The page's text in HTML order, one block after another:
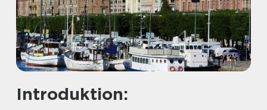
Introduktion: